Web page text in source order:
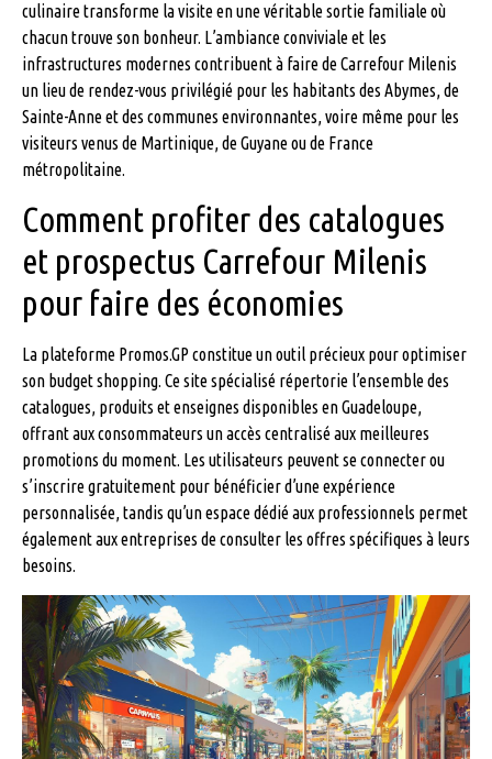
culinaire transforme la visite en une véritable sortie familiale où
chacun trouve son bonheur. L’ambiance conviviale et les
infrastructures modernes contribuent à faire de Carrefour Milenis
un lieu de rendez-vous privilégié pour les habitants des Abymes, de
Sainte-Anne et des communes environnantes, voire même pour les
visiteurs venus de Martinique, de Guyane ou de France
métropolitaine.
Comment profiter des catalogues
et prospectus Carrefour Milenis
pour faire des économies
La plateforme Promos.GP constitue un outil précieux pour optimiser
son budget shopping. Ce site spécialisé répertorie l’ensemble des
catalogues, produits et enseignes disponibles en Guadeloupe,
offrant aux consommateurs un accès centralisé aux meilleures
promotions du moment. Les utilisateurs peuvent se connecter ou
s’inscrire gratuitement pour bénéficier d’une expérience
personnalisée, tandis qu’un espace dédié aux professionnels permet
également aux entreprises de consulter les offres spécifiques à leurs
besoins.